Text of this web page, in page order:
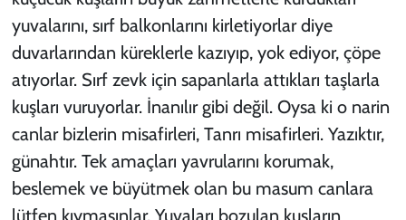
yuvalarını, sırf balkonlarını kirletiyorlar diye
duvarlarından küreklerle kazıyıp, yok ediyor, çöpe
atıyorlar. Sırf zevk için sapanlarla attıkları taşlarla
kuşları vuruyorlar. İnanılır gibi değil. Oysa ki o narin
canlar bizlerin misafirleri, Tanrı misafirleri. Yazıktır,
günahtır. Tek amaçları yavrularını korumak,
beslemek ve büyütmek olan bu masum canlara